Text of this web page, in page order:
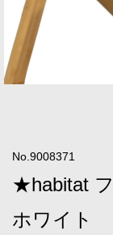
No.9008371
★habitat
ホワイト